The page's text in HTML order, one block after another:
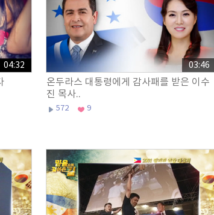
04:32
온두라스 대통령에게 감사패를 받은 이수
진 목사..
572 9
03:46